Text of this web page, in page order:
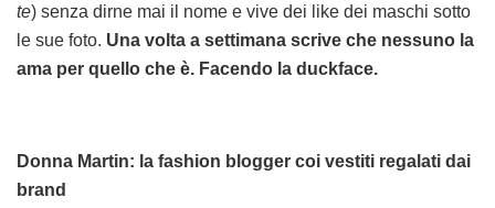
te) senza dirne mai il nome e vive dei like dei maschi sotto
le sue foto. Una volta a settimana scrive che nessuno la
ama per quello che è. Facendo la duckface.
Donna Martin: la fashion blogger coi vestiti regalati dai
brand